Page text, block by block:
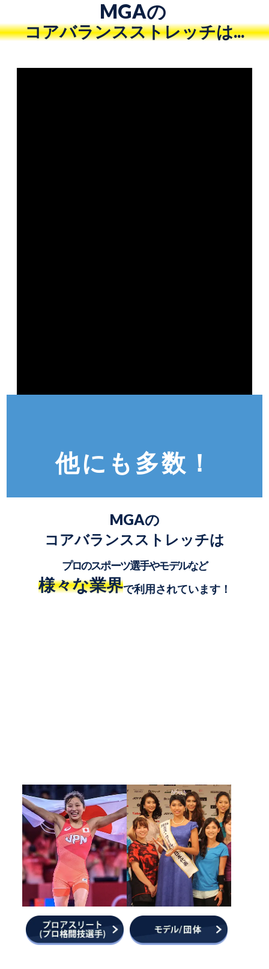
MGAの
コアバランスストレッチは...
他にも多数！
MGAの
コアバランスストレッチは
プロのスポーツ選手やモデルなど
様々な業界で利用されています！